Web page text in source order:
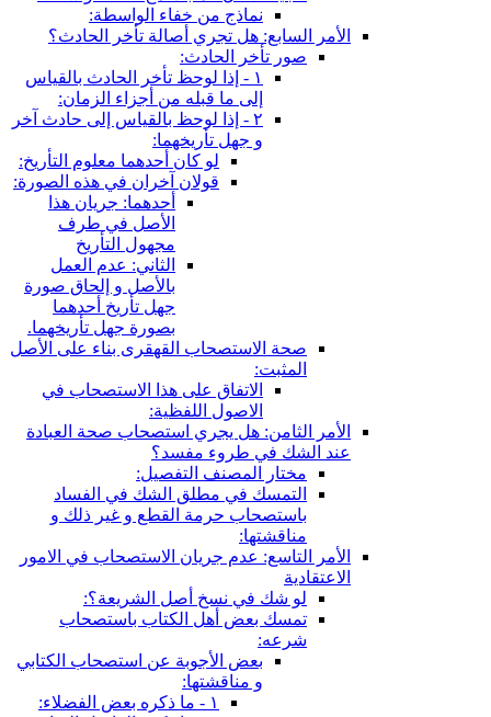
نماذج من خفاء الواسطة:
الأمر السابع: هل تجري أصالة تأخر الحادث؟
صور تأخر الحادث:
١ - إذا لوحظ تأخر الحادث بالقياس
إلى ما قبله من أجزاء الزمان:
٢ - إذا لوحظ بالقياس إلى حادث آخر
و جهل تأريخهما:
لو كان أحدهما معلوم التأريخ:
قولان آخران في هذه الصورة:
أحدهما: جريان هذا
الأصل في طرف
مجهول التأريخ
الثاني: عدم العمل
بالأصل و إلحاق صورة
جهل تأريخ أحدهما
بصورة جهل تأريخهما.
صحة الاستصحاب القهقرى بناء على الأصل
المثبت:
الاتفاق على هذا الاستصحاب في
الاصول اللفظية:
الأمر الثامن: هل يجري استصحاب صحة العبادة
عند الشك في طروء مفسد؟
مختار المصنف التفصيل:
التمسك في مطلق الشك في الفساد
باستصحاب حرمة القطع و غير ذلك و
مناقشتها:
الأمر التاسع: عدم جريان الاستصحاب في الامور
الاعتقادية
لو شك في نسخ أصل الشريعة؟:
تمسك بعض أهل الكتاب باستصحاب
شرعه:
بعض الأجوبة عن استصحاب الكتابي
و مناقشتها:
١ - ما ذكره بعض الفضلاء: